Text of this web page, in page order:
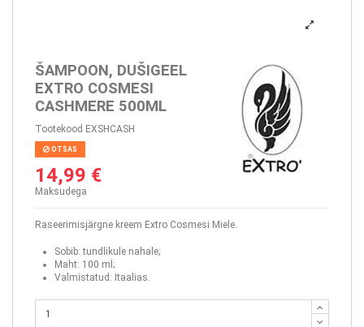
ŠAMPOON, DUŠIGEEL
EXTRO COSMESI
CASHMERE 500ML
Tootekood EXSHCASH
OTSAS
14,99 €
Maksudega
Raseerimisjärgne kreem Extro Cosmesi Miele.
Sobib: tundlikule nahale;
Maht: 100 ml;
Valmistatud: Itaalias.